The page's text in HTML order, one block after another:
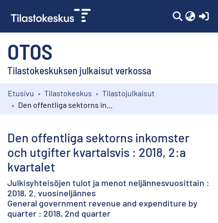
OTOS
Tilastokeskuksen julkaisut verkossa
Kokoelmat
Etusivu Tilastokeskus
Tilastojulkaisut
Den offentliga sektorns inkomster
och utgifter kvartalsvis : 2018, 2:a
kvartalet
Julkisyhteisöjen tulot ja menot neljännesvuosittain :
2018, 2. vuosineljännes
General government revenue and expenditure by
quarter : 2018, 2nd quarter